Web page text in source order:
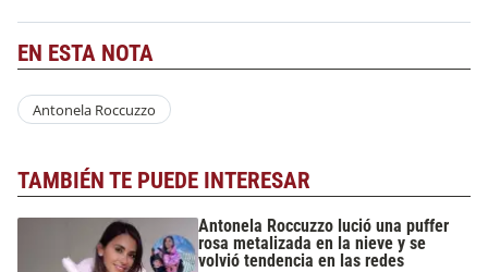
EN ESTA NOTA
Antonela Roccuzzo
TAMBIÉN TE PUEDE INTERESAR
Antonela Roccuzzo lució una puffer
rosa metalizada en la nieve y se
volvió tendencia en las redes